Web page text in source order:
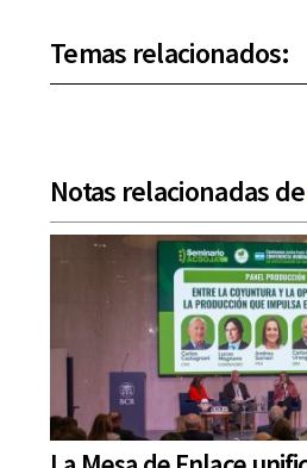
Temas relacionados:
Notas relacionadas de